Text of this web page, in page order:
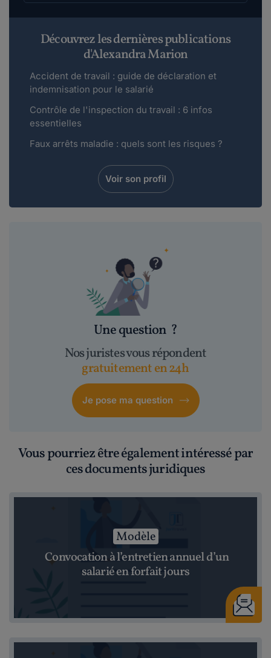
Découvrez les dernières publications
d'Alexandra Marion
Accident de travail : guide de déclaration et
indemnisation pour le salarié
Contrôle de l'inspection du travail : 6 infos
essentielles
Faux arrêts maladie : quels sont les risques ?
Voir son profil
Une question ?
Nos juristes vous répondent
gratuitement en 24h
Je pose ma question
Vous pourriez être également intéressé par
ces documents juridiques
Modèle
Convocation à l’entretien annuel d’un
salarié en forfait jours